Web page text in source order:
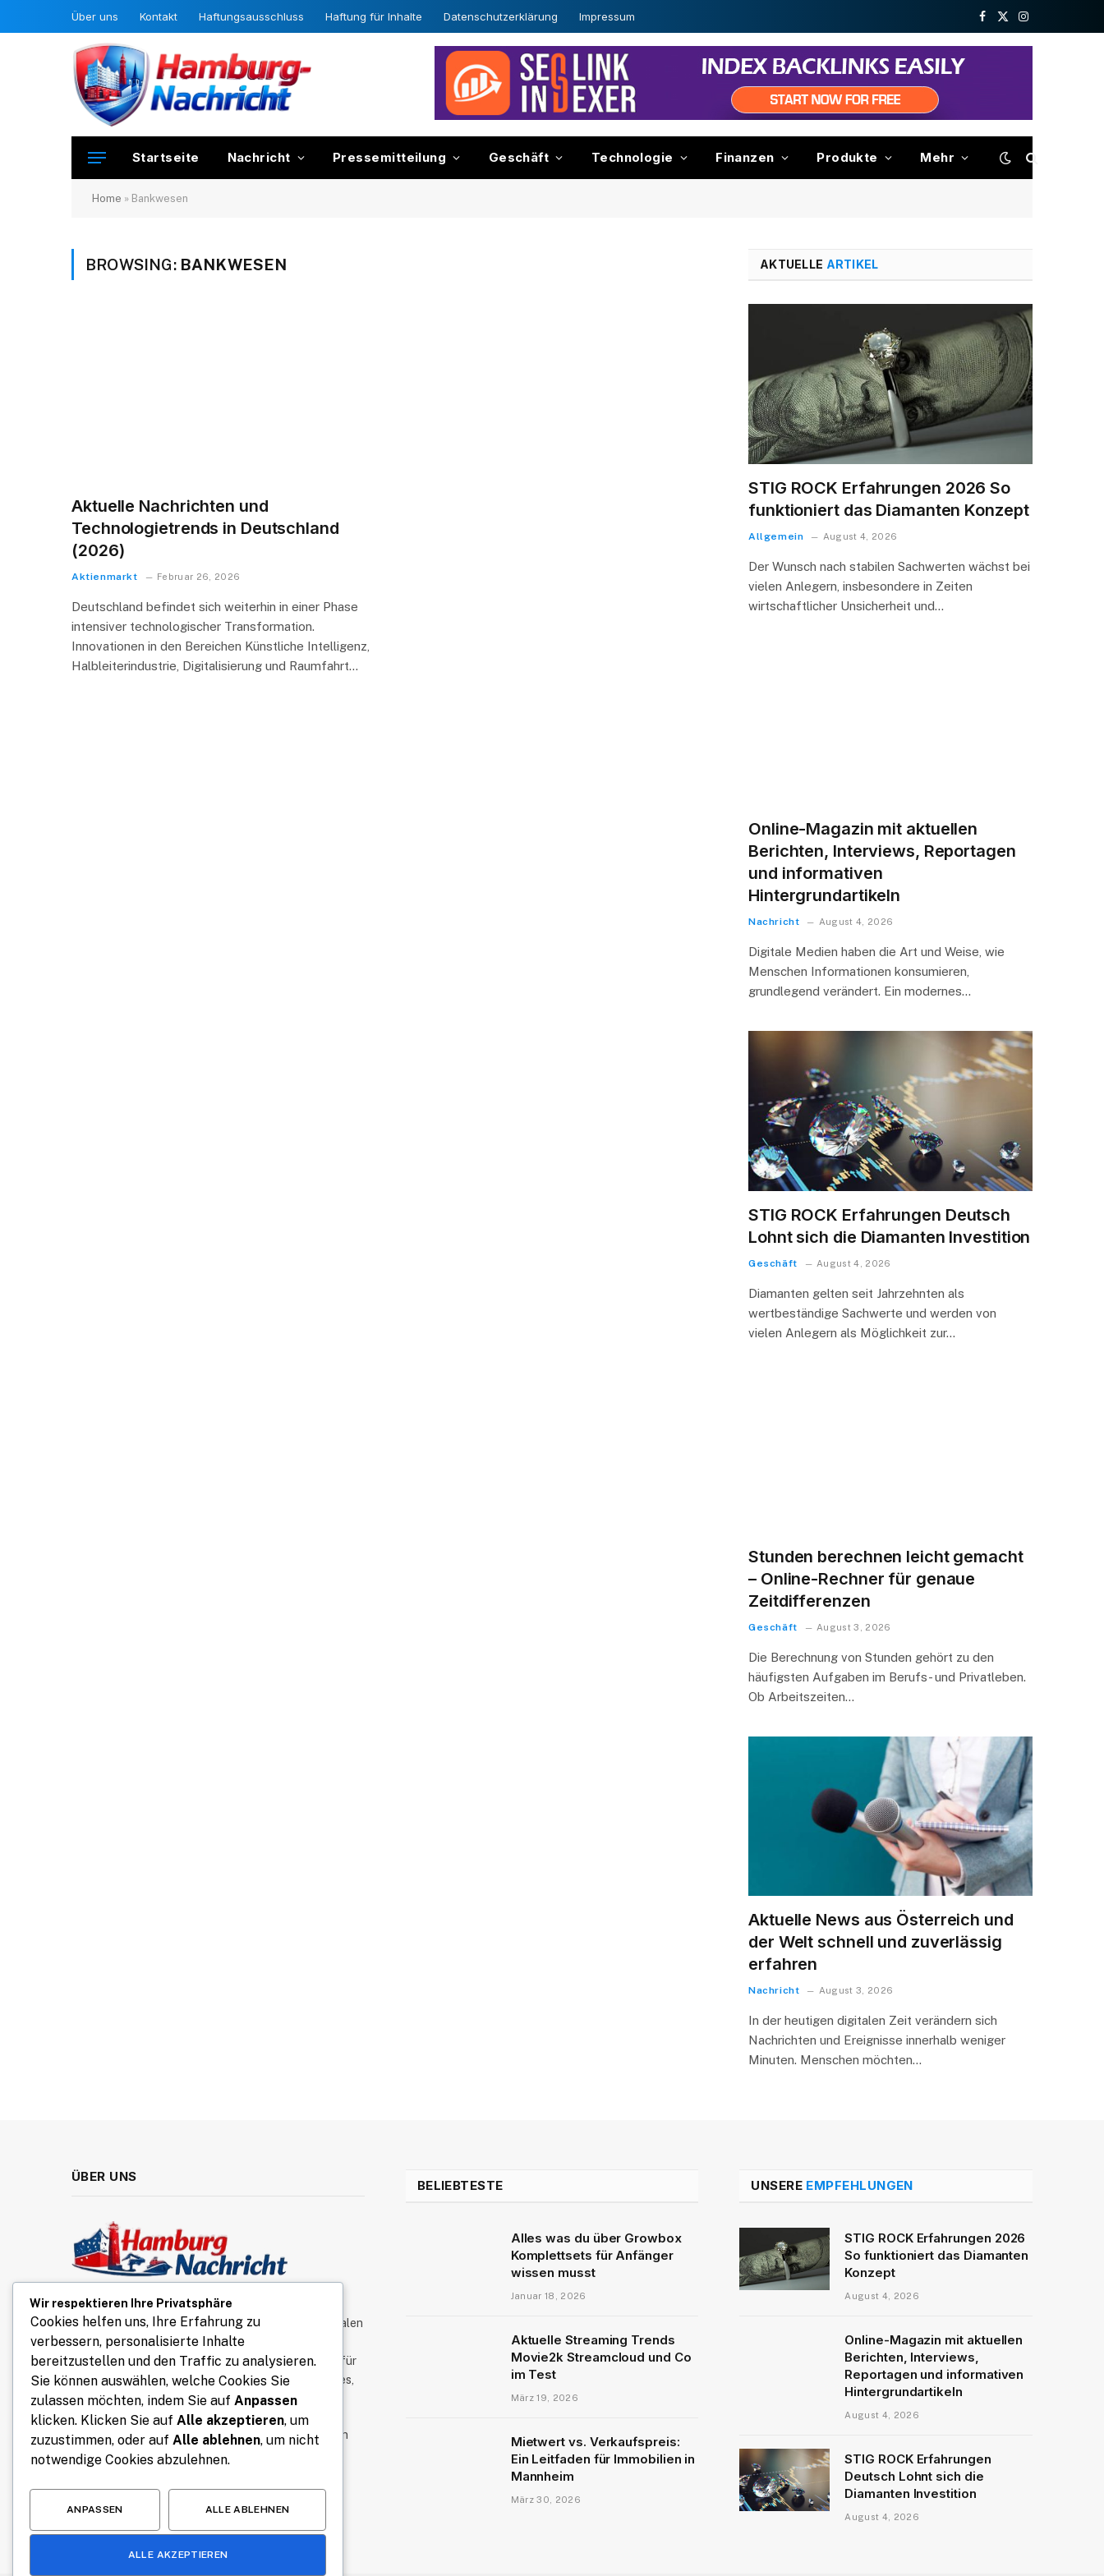
Über uns Kontakt Haftungsausschluss Haftung für Inhalte Datenschutzerklärung Impressum
Facebook
X
Instagram
Startseite Nachricht Pressemitteilung Geschäft Technologie Finanzen Produkte Mehr
Home » Bankwesen
BROWSING: BANKWESEN
Aktuelle Nachrichten und
Technologietrends in Deutschland
(2026)
Aktienmarkt Februar 26, 2026
Deutschland befindet sich weiterhin in einer Phase
intensiver technologischer Transformation.
Innovationen in den Bereichen Künstliche Intelligenz,
Halbleiterindustrie, Digitalisierung und Raumfahrt…
AKTUELLE ARTIKEL
STIG ROCK Erfahrungen 2026 So
funktioniert das Diamanten Konzept
Allgemein August 4, 2026
Der Wunsch nach stabilen Sachwerten wächst bei
vielen Anlegern, insbesondere in Zeiten
wirtschaftlicher Unsicherheit und…
Online-Magazin mit aktuellen
Berichten, Interviews, Reportagen
und informativen
Hintergrundartikeln
Nachricht August 4, 2026
Digitale Medien haben die Art und Weise, wie
Menschen Informationen konsumieren,
grundlegend verändert. Ein modernes…
STIG ROCK Erfahrungen Deutsch
Lohnt sich die Diamanten Investition
Geschäft August 4, 2026
Diamanten gelten seit Jahrzehnten als
wertbeständige Sachwerte und werden von
vielen Anlegern als Möglichkeit zur…
Stunden berechnen leicht gemacht
– Online-Rechner für genaue
Zeitdifferenzen
Geschäft August 3, 2026
Die Berechnung von Stunden gehört zu den
häufigsten Aufgaben im Berufs- und Privatleben.
Ob Arbeitszeiten…
Aktuelle News aus Österreich und
der Welt schnell und zuverlässig
erfahren
Nachricht August 3, 2026
In der heutigen digitalen Zeit verändern sich
Nachrichten und Ereignisse innerhalb weniger
Minuten. Menschen möchten…
ÜBER UNS
Hamburg Nachricht liefert aktuelle News und
interessante Einblicke aus der Hansestadt. Von lokalen
Ereignissen über Lifestyle-Themen bis hin zu
kulturellen Highlights bieten wir vielseitige Inhalte für
ein breites Publikum. Bleiben Sie informiert über alles,
was Hamburg bewegt.
Senden Sie uns hier eine E-Mail zum Veröffentlichen
von Inhalten:
saraaly88n@gmail.com
BELIEBTESTE
Alles was du über Growbox
Komplettsets für Anfänger
wissen musst
Januar 18, 2026
Aktuelle Streaming Trends
Movie2k Streamcloud und Co
im Test
März 19, 2026
Mietwert vs. Verkaufspreis:
Ein Leitfaden für Immobilien in
Mannheim
März 30, 2026
UNSERE EMPFEHLUNGEN
STIG ROCK Erfahrungen 2026
So funktioniert das Diamanten
Konzept
August 4, 2026
Online-Magazin mit aktuellen
Berichten, Interviews,
Reportagen und informativen
Hintergrundartikeln
August 4, 2026
STIG ROCK Erfahrungen
Deutsch Lohnt sich die
Diamanten Investition
August 4, 2026
Wir respektieren Ihre Privatsphäre
Cookies helfen uns, Ihre Erfahrung zu
verbessern, personalisierte Inhalte
bereitzustellen und den Traffic zu analysieren.
Sie können auswählen, welche Cookies Sie
zulassen möchten, indem Sie auf Anpassen
klicken. Klicken Sie auf Alle akzeptieren, um
zuzustimmen, oder auf Alle ablehnen, um nicht
notwendige Cookies abzulehnen.
ANPASSEN ALLE ABLEHNEN
ALLE AKZEPTIEREN